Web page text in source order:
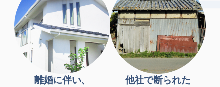
離婚に伴い、
他社で断られた